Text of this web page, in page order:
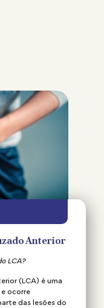
Anterior
LCA?
(LCA) é uma
ocorre
das lesões do